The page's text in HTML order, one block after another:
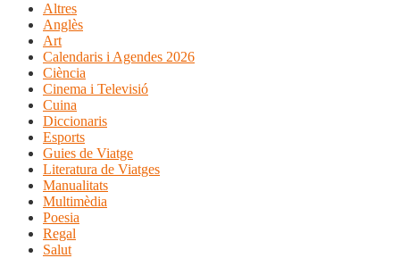
Altres
Anglès
Art
Calendaris i Agendes 2026
Ciència
Cinema i Televisió
Cuina
Diccionaris
Esports
Guies de Viatge
Literatura de Viatges
Manualitats
Multimèdia
Poesia
Regal
Salut